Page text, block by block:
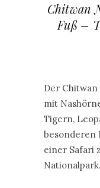
Chitwan
Fuß –
Der
mit
Tigern,
besonderen
einer Safari
Nationalpark.